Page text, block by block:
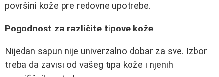
površini kože pre redovne upotrebe.
Pogodnost za različite tipove kože
Nijedan sapun nije univerzalno dobar za sve. Izbor
treba da zavisi od vašeg tipa kože i njenih